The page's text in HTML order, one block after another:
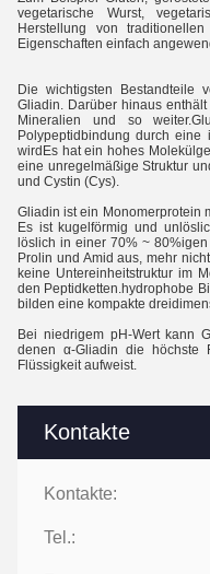
Kontakte
Kontakte:
Tel.:
vegetarische Wurst,
Herstellung von
Eigenschaften einfach
Die wichtigsten Bestandteile
Gliadin. Darüber hinaus
Mineralien und so
Polypeptidbindung durch eine
wirdEs hat ein hohes
eine unregelmäßige Struktur
und Cystin (Cys).
Gliadin ist ein Monomerprotein
Es ist kugelförmig und
löslich in einer 70% ~
Prolin und Amid aus, mehr
keine Untereinheitstruktur im
den Peptidketten.hydrophobe
bilden eine kompakte
Bei niedrigem pH-Wert kann
denen α-Gliadin die höchste
Flüssigkeit aufweist.